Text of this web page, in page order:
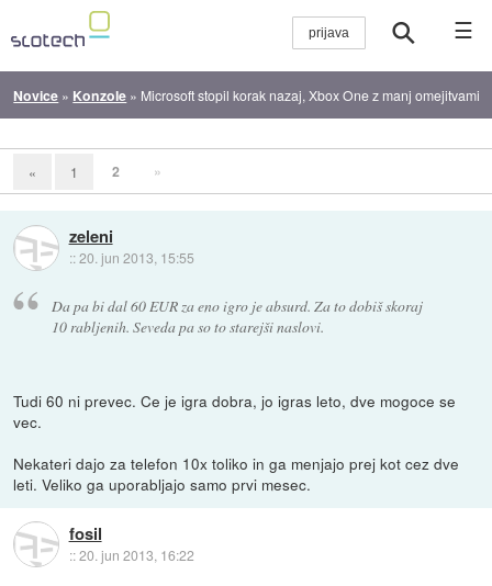
☰
Novice » Konzole » Microsoft stopil korak nazaj, Xbox One z manj omejitvami
« 1 2 »
zeleni
::20. jun 2013, 15:55
Da pa bi dal 60 EUR za eno igro je absurd. Za to dobiš skoraj
10 rabljenih. Seveda pa so to starejši naslovi.
Tudi 60 ni prevec. Ce je igra dobra, jo igras leto, dve mogoce se
vec.
Nekateri dajo za telefon 10x toliko in ga menjajo prej kot cez dve
leti. Veliko ga uporabljajo samo prvi mesec.
fosil
::20. jun 2013, 16:22